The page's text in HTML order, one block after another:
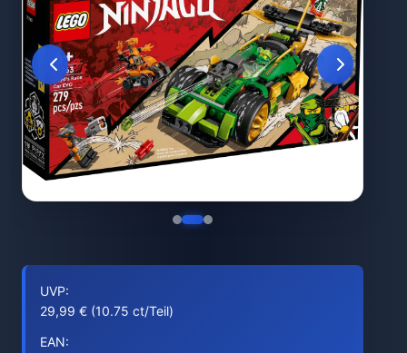
UVP:
29,99 € (10.75 ct/Teil)
EAN: